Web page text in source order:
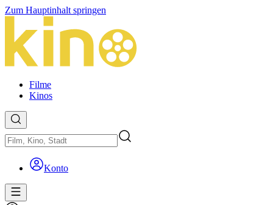
Zum Hauptinhalt springen
Filme
Kinos
Konto